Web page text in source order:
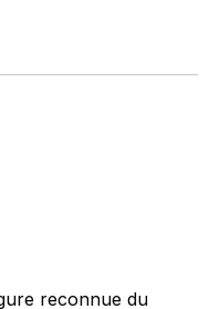
reconnue du